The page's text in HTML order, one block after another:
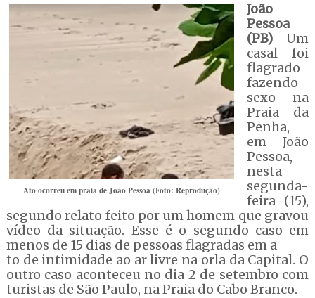
Ato ocorreu em praia de João Pessoa (Foto: Reprodução)
João
Pessoa
(PB)- Um
casal foi
flagrado
fazendo
sexo na
Praia da
Penha,
em João
Pessoa,
nesta
segunda-
feira (15),
segundo relato feito por um homem que gravou
vídeo da situação. Esse é o segundo caso em
menos de 15 dias de pessoas flagradas em a
to de intimidade ao ar livre na orla da Capital. O
outro caso aconteceu no dia 2 de setembro com
turistas de São Paulo, na Praia do Cabo Branco.